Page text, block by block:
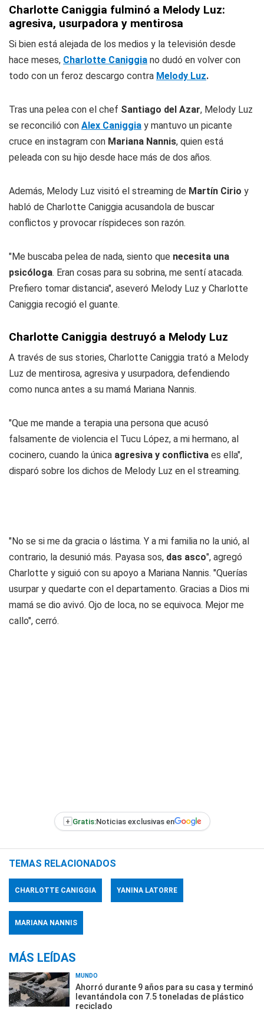
Charlotte Caniggia fulminó a Melody Luz:
agresiva, usurpadora y mentirosa
Si bien está alejada de los medios y la televisión desde
hace meses, Charlotte Caniggia no dudó en volver con
todo con un feroz descargo contra Melody Luz.
Tras una pelea con el chef Santiago del Azar, Melody Luz
se reconcilió con Alex Caniggia y mantuvo un picante
cruce en instagram con Mariana Nannis, quien está
peleada con su hijo desde hace más de dos años.
Además, Melody Luz visitó el streaming de Martín Cirio y
habló de Charlotte Caniggia acusandola de buscar
conflictos y provocar ríspideces son razón.
"Me buscaba pelea de nada, siento que necesita una
psicóloga. Eran cosas para su sobrina, me sentí atacada.
Prefiero tomar distancia", aseveró Melody Luz y Charlotte
Caniggia recogió el guante.
Charlotte Caniggia destruyó a Melody Luz
A través de sus stories, Charlotte Caniggia trató a Melody
Luz de mentirosa, agresiva y usurpadora, defendiendo
como nunca antes a su mamá Mariana Nannis.
"Que me mande a terapia una persona que acusó
falsamente de violencia el Tucu López, a mi hermano, al
cocinero, cuando la única agresiva y conflictiva es ella",
disparó sobre los dichos de Melody Luz en el streaming.
"No se si me da gracia o lástima. Y a mi familia no la unió, al
contrario, la desunió más. Payasa sos, das asco", agregó
Charlotte y siguió con su apoyo a Mariana Nannis. "Querías
usurpar y quedarte con el departamento. Gracias a Dios mi
mamá se dio avivó. Ojo de loca, no se equivoca. Mejor me
callo", cerró.
+ Gratis:Noticias exclusivas en
TEMAS RELACIONADOS
CHARLOTTE CANIGGIA YANINA LATORRE
MARIANA NANNIS
MÁS LEÍDAS
MUNDO
Ahorró durante 9 años para su casa y terminó
levantándola con 7.5 toneladas de plástico
reciclado